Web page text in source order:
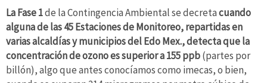
La Fase 1de la Contingencia Ambiental se decretacuando
alguna de las 45 Estaciones de Monitoreo, repartidas en
varias alcaldías y municipios del Edo Mex., detecta que la
concentración de ozono es superior a 155 ppb(partes por
billón), algo que antes conocíamos como imecas, o bien,